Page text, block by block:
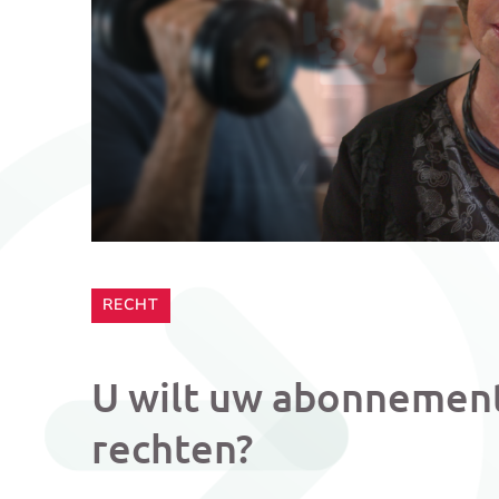
CATEGORIE:
RECHT
U wilt uw
rechten?